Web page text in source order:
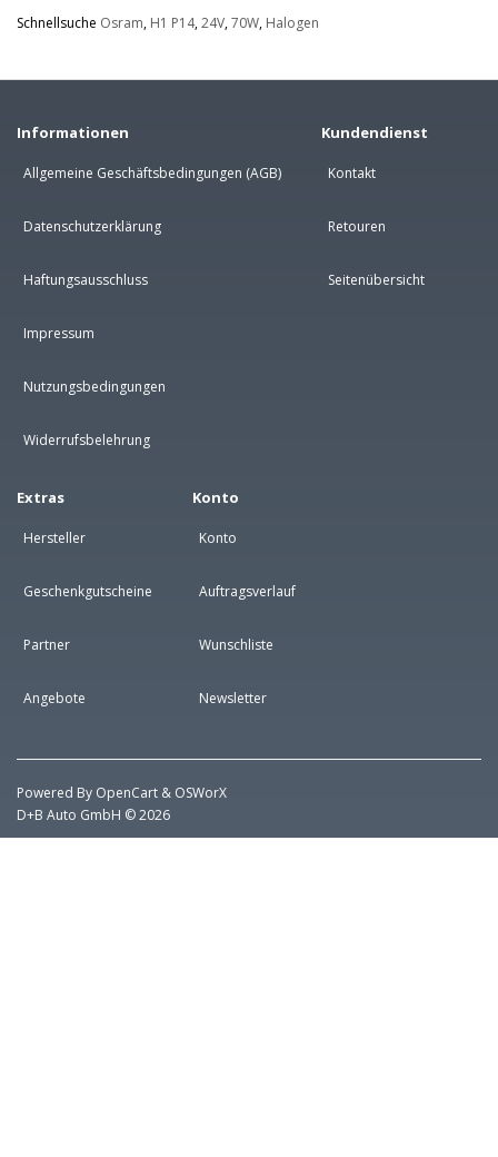
Schnellsuche Osram, H1 P14,24V,70W, Halogen
Informationen
Allgemeine Geschäftsbedingungen (AGB)
Datenschutzerklärung
Haftungsausschluss
Impressum
Nutzungsbedingungen
Widerrufsbelehrung
Kundendienst
Kontakt
Retouren
Seitenübersicht
Extras
Hersteller
Geschenkgutscheine
Partner
Angebote
Konto
Konto
Auftragsverlauf
Wunschliste
Newsletter
Powered By OpenCart & OSWorX
D+B Auto GmbH © 2026